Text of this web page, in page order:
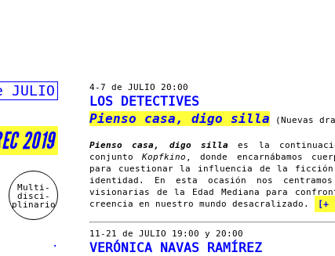
2019
Multi-
disci-
plinario
.
4-7 de JULIO 20:00
LOS DETECTIVES
Pienso casa, digo silla (Nuevas
Pienso casa, digo silla es la
conjuntoKopfkino , donde encarnábamos
para cuestionar la influencia de la ficción
identidad. En esta ocasión nos
visionarias de la Edad Mediana para
creencia en nuestro mundo desacralizado.
[+
11-21 de JULIO 19:00 y 20:00
VERÓNICA NAVAS RAMÍREZ